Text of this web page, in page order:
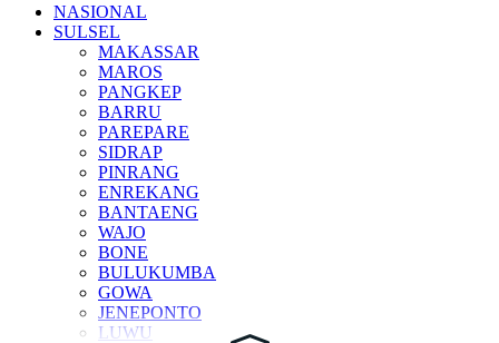
NASIONAL
SULSEL
MAKASSAR
MAROS
PANGKEP
BARRU
PAREPARE
SIDRAP
PINRANG
ENREKANG
BANTAENG
WAJO
BONE
BULUKUMBA
GOWA
JENEPONTO
LUWU